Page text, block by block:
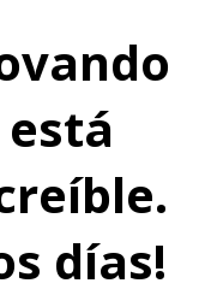
días!